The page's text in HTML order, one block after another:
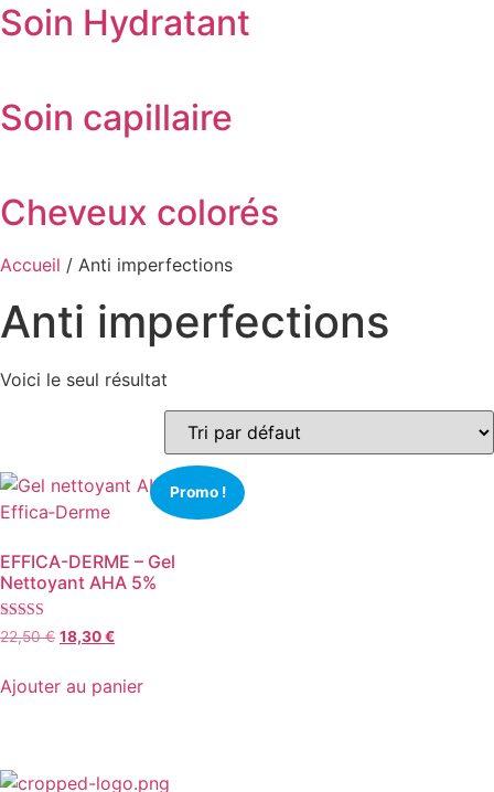
Soin Hydratant
Soin capillaire
Cheveux colorés
Accueil / Anti imperfections
Anti imperfections
Voici le seul résultat
Promo !
EFFICA-DERME – Gel
Nettoyant AHA 5%
Note
4.63
22,50€ Le
initial
était :
18,30€Le
actuel
Ajouter au panier